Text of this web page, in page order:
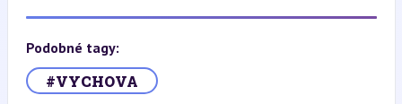
Podobné tagy:
#VYCHOVA